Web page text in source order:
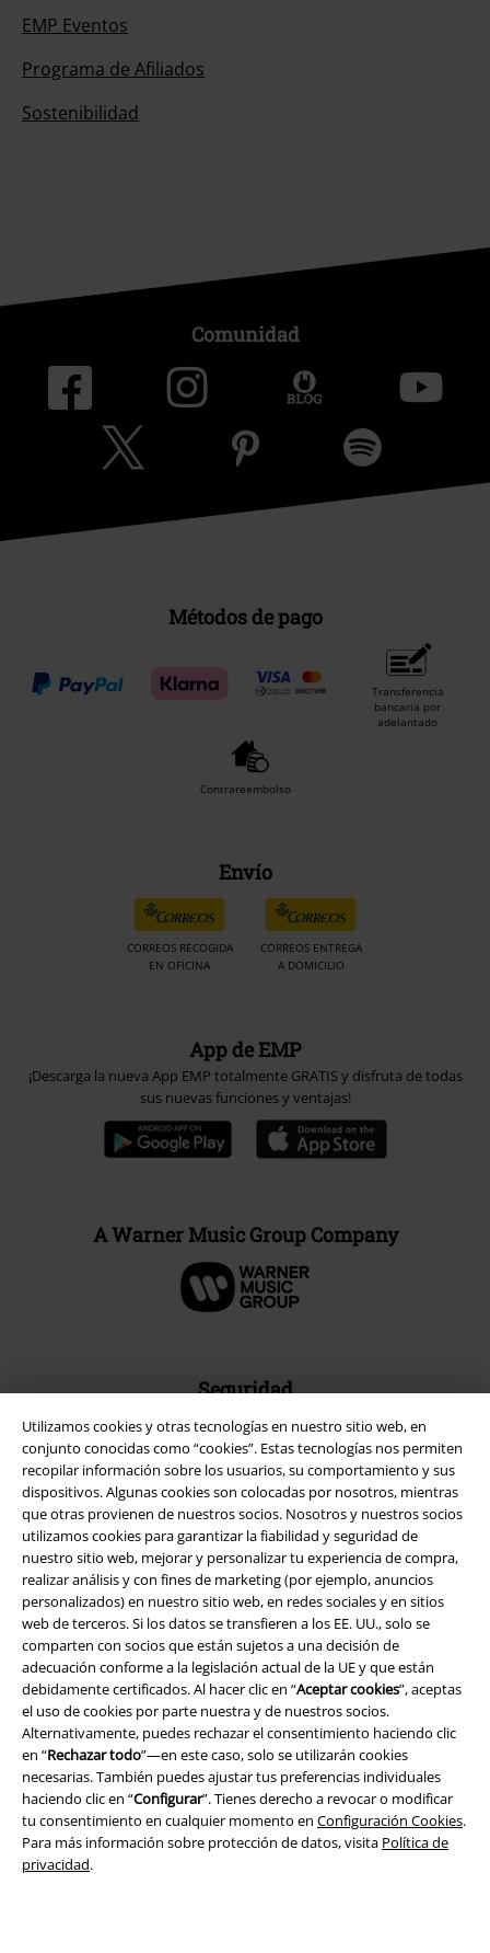
Utilizamos cookies y otras tecnologías en nuestro sitio web, en
conjunto conocidas como “cookies”. Estas tecnologías nos permiten
recopilar información sobre los usuarios, su comportamiento y sus
dispositivos. Algunas cookies son colocadas por nosotros, mientras
que otras provienen de nuestros socios. Nosotros y nuestros socios
utilizamos cookies para garantizar la fiabilidad y seguridad de
nuestro sitio web, mejorar y personalizar tu experiencia de compra,
realizar análisis y con fines de marketing (por ejemplo, anuncios
personalizados) en nuestro sitio web, en redes sociales y en sitios
web de terceros. Si los datos se transfieren a los EE. UU., solo se
comparten con socios que están sujetos a una decisión de
adecuación conforme a la legislación actual de la UE y que están
debidamente certificados. Al hacer clic en “Aceptar cookies”, aceptas
el uso de cookies por parte nuestra y de nuestros socios.
Alternativamente, puedes rechazar el consentimiento haciendo clic
en “Rechazar todo”—en este caso, solo se utilizarán cookies
necesarias. También puedes ajustar tus preferencias individuales
haciendo clic en “Configurar”. Tienes derecho a revocar o modificar
tu consentimiento en cualquier momento en Configuración Cookies.
Para más información sobre protección de datos, visita Política de
privacidad.
EMP Eventos
Programa de Afiliados
Sostenibilidad
Comunidad
Métodos de pago
Transferencia
bancaria por
adelantado
Contrareembolso
Envío
CORREOS RECOGIDA
EN OFICINA
CORREOS ENTREGA
A DOMICILIO
App de EMP
¡Descarga la nueva App EMP totalmente GRATIS y disfruta de todas
sus nuevas funciones y ventajas!
A Warner Music Group Company
Seguridad
Legal
Términos y Condiciones
Aviso Legal
Ley protección de datos